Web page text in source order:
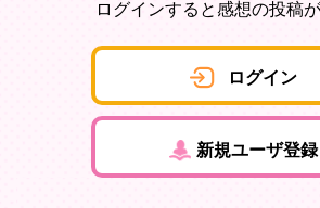
ログインすると感想の投稿
ログイン
新規ユーザ登録